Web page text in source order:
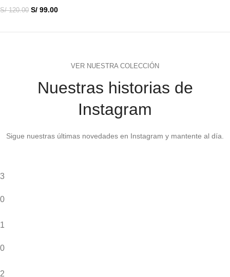
S/120.00 S/ 99.00
VER NUESTRA COLECCIÓN
Nuestras historias de
Instagram
Sigue nuestras últimas novedades en Instagram y mantente al día.
3
0
1
0
2